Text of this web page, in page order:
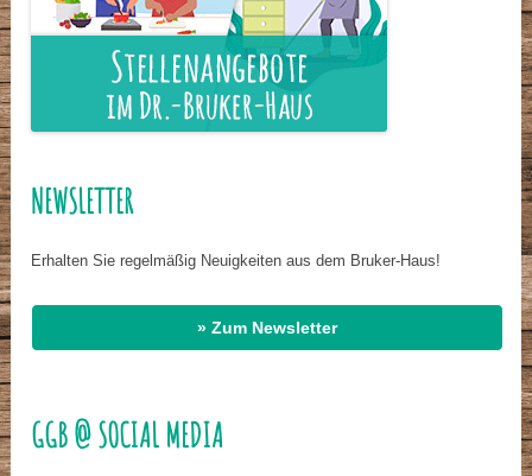
NEWSLETTER
Erhalten Sie regelmäßig Neuigkeiten aus dem Bruker-Haus!
» Zum Newsletter
GGB @ SOCIAL MEDIA